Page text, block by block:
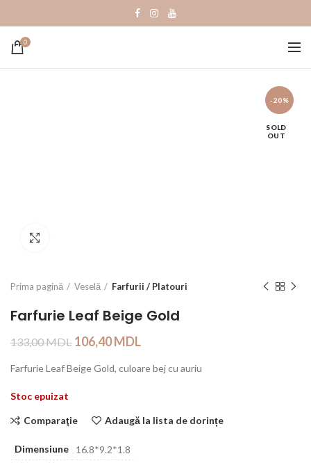
0
-20%
SOLD
OUT
Prima pagină Veselă Farfurii / Platouri
Farfurie Leaf Beige Gold
133,00MDL 106,40MDL
Farfurie Leaf Beige Gold, culoare bej cu auriu
Stoc epuizat
Comparaţie Adaugă la lista de dorințe
Dimensiune
16.8*9.2*1.8